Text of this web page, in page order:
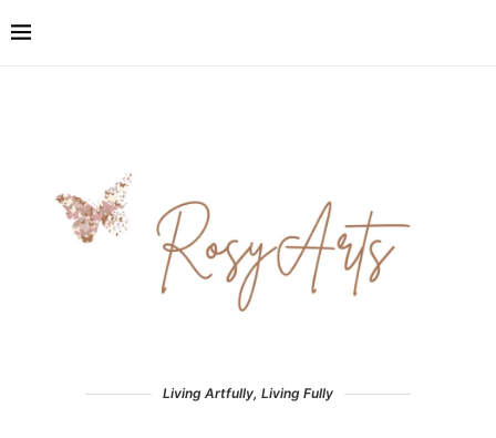
Living Artfully, Living Fully